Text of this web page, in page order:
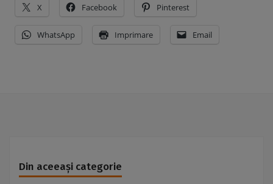
X Facebook Pinterest
WhatsApp Imprimare Email
Din aceeași categorie